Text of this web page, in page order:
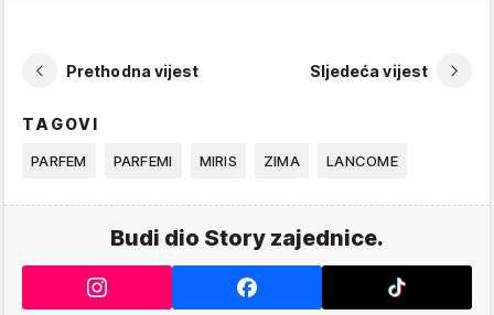
Prethodna vijest Sljedeća vijest
TAGOVI
PARFEM PARFEMI MIRIS ZIMA LANCOME
Budi dio Story zajednice.